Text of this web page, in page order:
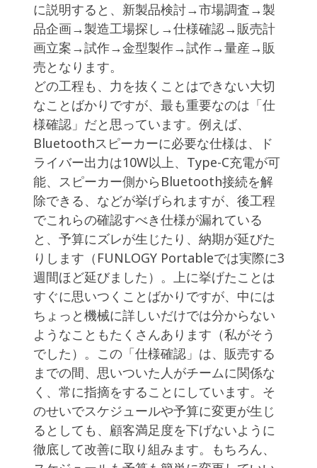
に説明すると、新製品検討→市場調査→製
品企画→製造工場探し→仕様確認→販売計
画立案→試作→金型製作→試作→量産→販
売となります。
どの工程も、力を抜くことはできない大切
なことばかりですが、最も重要なのは「仕
様確認」だと思っています。例えば、
Bluetoothスピーカーに必要な仕様は、ド
ライバー出力は10W以上、Type-C充電が可
能、スピーカー側からBluetooth接続を解
除できる、などが挙げられますが、後工程
でこれらの確認すべき仕様が漏れている
と、予算にズレが生じたり、納期が延びた
りします（FUNLOGY Portableでは実際に3
週間ほど延びました）。上に挙げたことは
すぐに思いつくことばかりですが、中には
ちょっと機械に詳しいだけでは分からない
ようなこともたくさんあります（私がそう
でした）。この「仕様確認」は、販売する
までの間、思いついた人がチームに関係な
く、常に指摘をすることにしています。そ
のせいでスケジュールや予算に変更が生じ
るとしても、顧客満足度を下げないように
徹底して改善に取り組みます。もちろん、